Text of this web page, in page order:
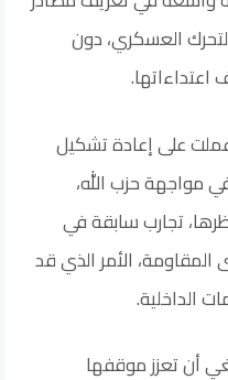
العسكري، دون
عملت على إعادة تشكيل
مواجهة حزب الله،
تجارب سابقة في
الأمر الذي قد
الداخلية.
أن تعزز موقفها